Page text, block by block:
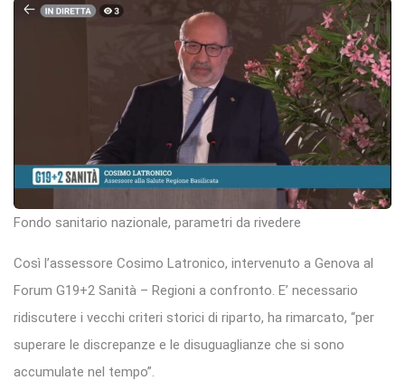
Fondo sanitario nazionale, parametri da rivedere
Così l’assessore Cosimo Latronico, intervenuto a Genova al
Forum G19+2 Sanità – Regioni a confronto. E’ necessario
ridiscutere i vecchi criteri storici di riparto, ha rimarcato, “per
superare le discrepanze e le disuguaglianze che si sono
accumulate nel tempo”.